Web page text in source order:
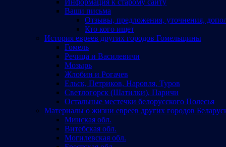
Ваши письма
Отзывы, предложения, уточнения,
Кто кого ищет
История евреев других городов Гомельщины
Гомель
Речица и Василевичи
Мозырь
Жлобин и Рогачев
Ельск, Петриков, Наровля, Туров
Светлогорск (Шатилки), Паричи
Остальные местечки белорусского Полесья
Материалы о жизни евреев других городов
Минская обл.
Витебская обл.
Могилевская обл.